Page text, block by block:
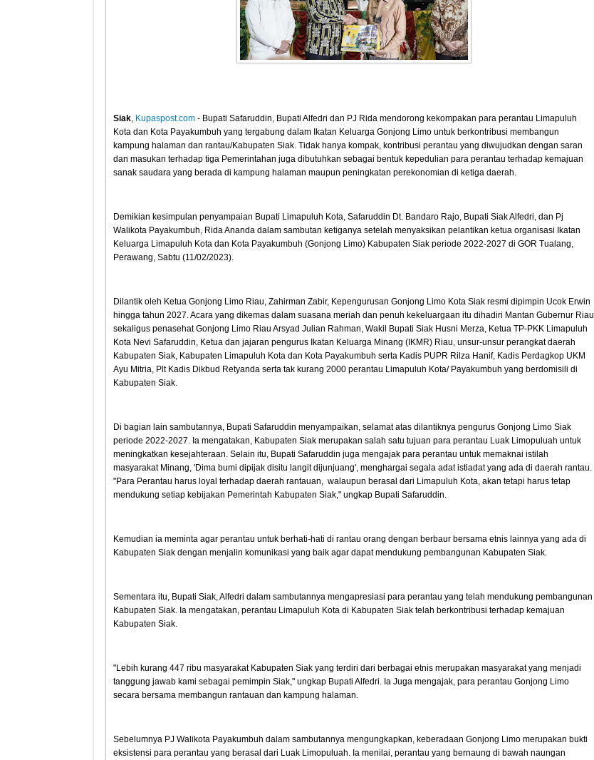
Siak, Kupaspost.com - Bupati Safaruddin, Bupati Alfedri dan PJ Rida mendorong kekompakan para perantau Limapuluh
Kota dan Kota Payakumbuh yang tergabung dalam Ikatan Keluarga Gonjong Limo untuk berkontribusi membangun
kampung halaman dan rantau/Kabupaten Siak. Tidak hanya kompak, kontribusi perantau yang diwujudkan dengan saran
dan masukan terhadap tiga Pemerintahan juga dibutuhkan sebagai bentuk kepedulian para perantau terhadap kemajuan
sanak saudara yang berada di kampung halaman maupun peningkatan perekonomian di ketiga daerah.
Demikian kesimpulan penyampaian Bupati Limapuluh Kota, Safaruddin Dt. Bandaro Rajo, Bupati Siak Alfedri, dan Pj
Walikota Payakumbuh, Rida Ananda dalam sambutan ketiganya setelah menyaksikan pelantikan ketua organisasi Ikatan
Keluarga Limapuluh Kota dan Kota Payakumbuh (Gonjong Limo) Kabupaten Siak periode 2022-2027 di GOR Tualang,
Perawang, Sabtu (11/02/2023).
Dilantik oleh Ketua Gonjong Limo Riau, Zahirman Zabir, Kepengurusan Gonjong Limo Kota Siak resmi dipimpin Ucok Erwin
hingga tahun 2027. Acara yang dikemas dalam suasana meriah dan penuh kekeluargaan itu dihadiri Mantan Gubernur Riau
sekaligus penasehat Gonjong Limo Riau Arsyad Julian Rahman, Wakil Bupati Siak Husni Merza, Ketua TP-PKK Limapuluh
Kota Nevi Safaruddin, Ketua dan jajaran pengurus Ikatan Keluarga Minang (IKMR) Riau, unsur-unsur perangkat daerah
Kabupaten Siak, Kabupaten Limapuluh Kota dan Kota Payakumbuh serta Kadis PUPR Rilza Hanif, Kadis Perdagkop UKM
Ayu Mitria, Plt Kadis Dikbud Retyanda serta tak kurang 2000 perantau Limapuluh Kota/ Payakumbuh yang berdomisili di
Kabupaten Siak.
Di bagian lain sambutannya, Bupati Safaruddin menyampaikan, selamat atas dilantiknya pengurus Gonjong Limo Siak
periode 2022-2027. Ia mengatakan, Kabupaten Siak merupakan salah satu tujuan para perantau Luak Limopuluah untuk
meningkatkan kesejahteraan. Selain itu, Bupati Safaruddin juga mengajak para perantau untuk memaknai istilah
masyarakat Minang, 'Dima bumi dipijak disitu langit dijunjuang', menghargai segala adat istiadat yang ada di daerah rantau.
"Para Perantau harus loyal terhadap daerah rantauan, walaupun berasal dari Limapuluh Kota, akan tetapi harus tetap
mendukung setiap kebijakan Pemerintah Kabupaten Siak," ungkap Bupati Safaruddin.
Kemudian ia meminta agar perantau untuk berhati-hati di rantau orang dengan berbaur bersama etnis lainnya yang ada di
Kabupaten Siak dengan menjalin komunikasi yang baik agar dapat mendukung pembangunan Kabupaten Siak.
Sementara itu, Bupati Siak, Alfedri dalam sambutannya mengapresiasi para perantau yang telah mendukung pembangunan
Kabupaten Siak. Ia mengatakan, perantau Limapuluh Kota di Kabupaten Siak telah berkontribusi terhadap kemajuan
Kabupaten Siak.
"Lebih kurang 447 ribu masyarakat Kabupaten Siak yang terdiri dari berbagai etnis merupakan masyarakat yang menjadi
tanggung jawab kami sebagai pemimpin Siak," ungkap Bupati Alfedri. Ia Juga mengajak, para perantau Gonjong Limo
secara bersama membangun rantauan dan kampung halaman.
Sebelumnya PJ Walikota Payakumbuh dalam sambutannya mengungkapkan, keberadaan Gonjong Limo merupakan bukti
eksistensi para perantau yang berasal dari Luak Limopuluah. Ia menilai, perantau yang bernaung di bawah naungan